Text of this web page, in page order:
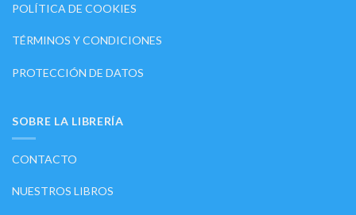
POLÍTICA DE COOKIES
TÉRMINOS Y CONDICIONES
PROTECCIÓN DE DATOS
SOBRE LA LIBRERÍA
CONTACTO
NUESTROS LIBROS